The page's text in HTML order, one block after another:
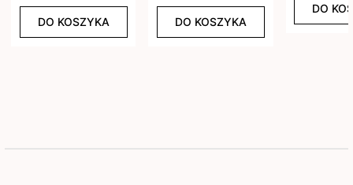
DO KOSZYKA DO KOSZYKA
DO